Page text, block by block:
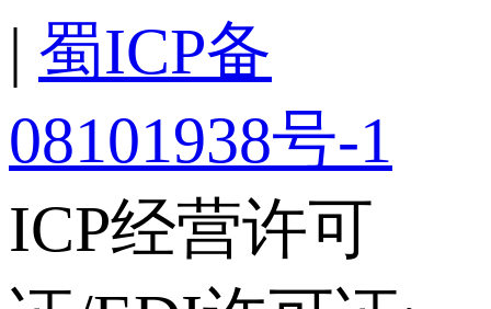
| 蜀ICP备
08101938号-1
ICP经营许可